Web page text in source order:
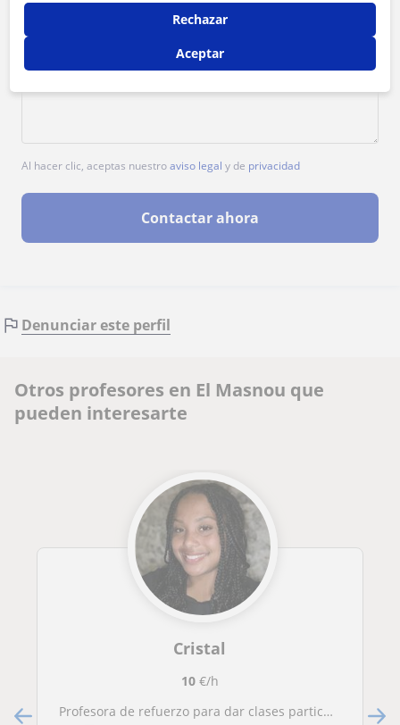
Al hacer clic, aceptas nuestroaviso legal y de privacidad
Contactar ahora
Denunciar este perfil
Otros profesores en El Masnou que
pueden interesarte
Cristal
10€/h
Profesora de refuerzo para dar clases particulares a niños de primaria y ESO (a especificar). Diferentes materias
Rechazar
Aceptar